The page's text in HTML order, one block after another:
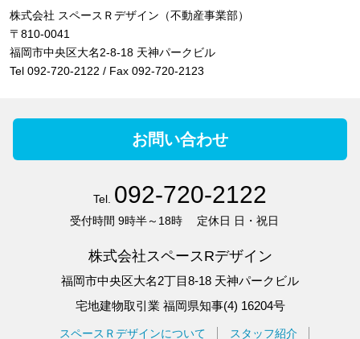
株式会社 スペースＲデザイン（不動産事業部）
〒810-0041
福岡市中央区大名2-8-18 天神パークビル
Tel 092-720-2122 / Fax 092-720-2123
お問い合わせ
Tel. 092-720-2122
受付時間 9時半～18時 定休日 日・祝日
株式会社スペースRデザイン
福岡市中央区大名2丁目8-18 天神パークビル
宅地建物取引業 福岡県知事(4) 16204号
スペースＲデザインについて スタッフ紹介